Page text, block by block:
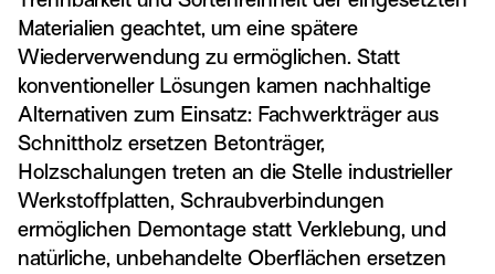
Materialien geachtet, um eine spätere
Wiederverwendung zu ermöglichen. Statt
konventioneller Lösungen kamen nachhaltige
Alternativen zum Einsatz: Fachwerkträger aus
Schnittholz ersetzen Betonträger,
Holzschalungen treten an die Stelle industrieller
Werkstoffplatten, Schraubverbindungen
ermöglichen Demontage statt Verklebung, und
natürliche, unbehandelte Oberflächen ersetzen